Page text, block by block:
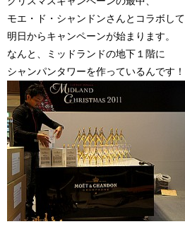
モエ・ド・シャンドンさんとコラボして
明日からキャンペーンが始まります。
なんと、ミッドランドの地下１階に
シャンパンタワーを作っているんです！